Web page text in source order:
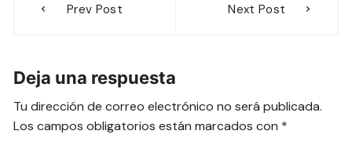
Prev Post Next Post
Deja una respuesta
Tu dirección de correo electrónico no será publicada.
Los campos obligatorios están marcados con *